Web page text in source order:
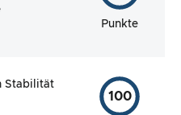
Punkte
Stabilität
100